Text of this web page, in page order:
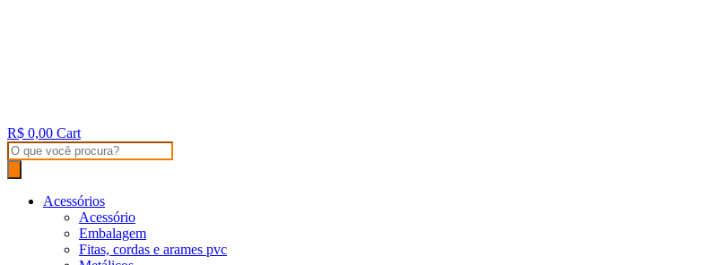
R$ 0,00 Cart
Products
search
Acessórios
Acessório
Embalagem
Fitas, cordas e arames pvc